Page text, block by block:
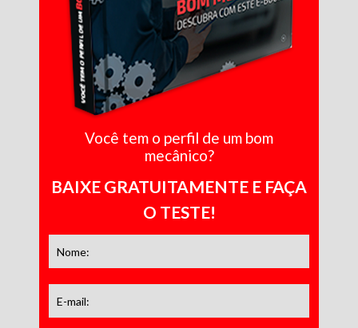
Você tem o perfil de um bom
mecânico?
BAIXE GRATUITAMENTE E FAÇA
O TESTE!